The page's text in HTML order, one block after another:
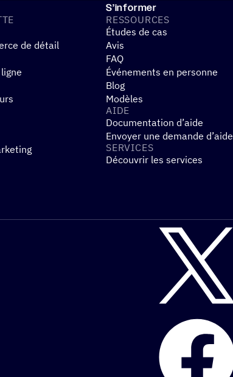
de détail
S’informer
RESSOURCES
Études de cas
Avis
FAQ
Événements en personne
Blog
Modèles
AIDE
Documentation d’aide
Envoyer une demande d’aide
SERVICES
Découvrir les services